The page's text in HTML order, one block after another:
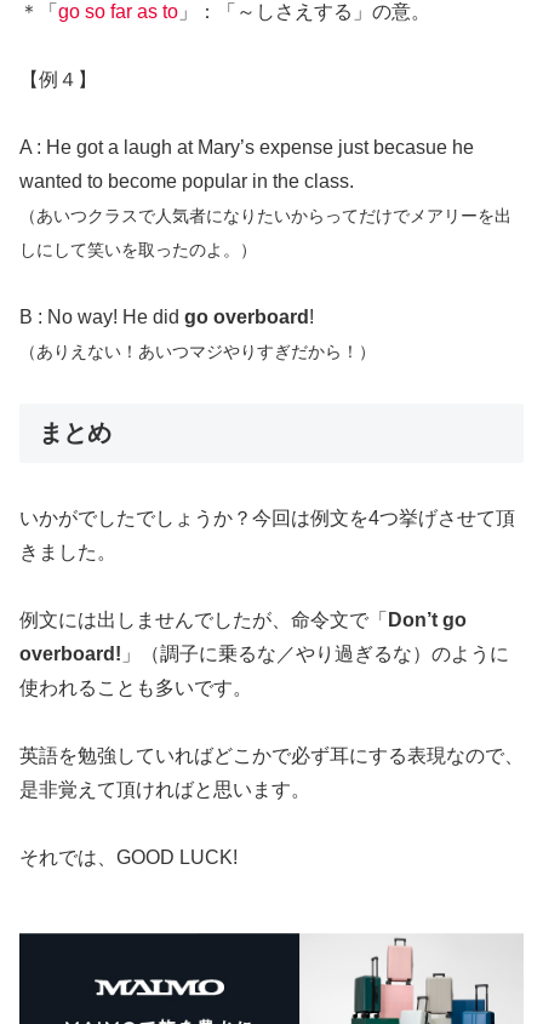
＊「 go so far as to 」：「～しさえする」の意。
【例４】
A : He got a laugh at Mary’s expense just becasue he
wanted to become popular in the class.
（あいつクラスで人気者になりたいからってだけでメアリーを出
しにして笑いを取ったのよ。）
B : No way! He did go overboard !
（ありえない！あいつマジやりすぎだから！）
まとめ
いかがでしたでしょうか？今回は例文を4つ挙げさせて頂
きました。
例文には出しませんでしたが、命令文で「 Don’t go
overboard! 」（調子に乗るな／やり過ぎるな）のように
使われることも多いです。
英語を勉強していればどこかで必ず耳にする表現なので、
是非覚えて頂ければと思います。
それでは、GOOD LUCK!